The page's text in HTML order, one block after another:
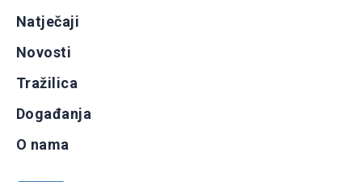
Natječaji
Novosti
Tražilica
Događanja
O nama